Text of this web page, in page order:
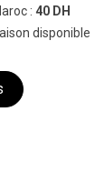
: 40 DH
disponible